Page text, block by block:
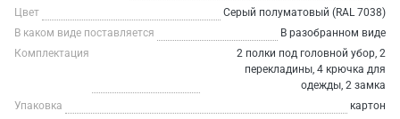
Цвет
Серый полуматовый (RAL 7038)
В каком виде поставляется
В разобранном виде
Комплектация
2 полки под головной убор, 2
перекладины, 4 крючка для
одежды, 2 замка
Упаковка
картон